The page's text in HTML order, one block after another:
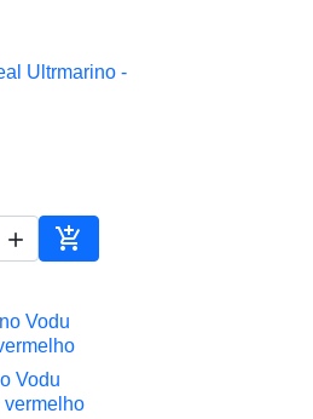
rápida
Ultrmarino -
 
Adicionar ao carrinho
rápida
Vodu
vermelho